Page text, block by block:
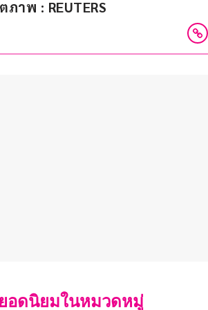
ภาพ : REUTERS
อดนิยมในหมวดหมู่